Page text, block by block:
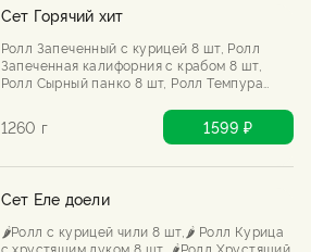
Сет Горячий хит
Ролл Запеченный с курицей 8 шт, Ролл
Запеченная калифорния с крабом 8 шт,
Ролл Сырный панко 8 шт, Ролл Темпура
курицей и шрирача 8 шт, Ролл Горячая
тортилья с беконом 8 шт
1260 г 1599 ₽
Сет Еле доели
🌶️Ролл с курицей чили 8 шт,🌶️ Ролл Курица
с хрустящим луком 8 шт, 🌶️Ролл Хрустящий